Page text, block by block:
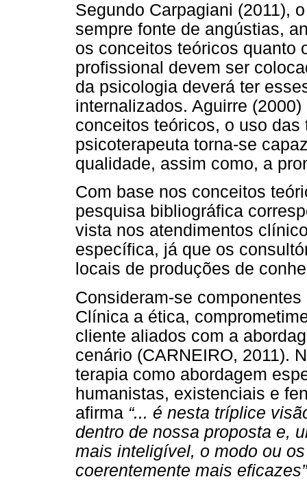
Segundo Carpagiani (2011),
sempre fonte de angústias,
os conceitos teóricos quanto
profissional devem ser
da psicologia deverá ter
internalizados. Aguirre
conceitos teóricos, o uso
psicoterapeuta torna-se
qualidade, assim como, a
Com base nos conceitos
pesquisa bibliográfica
vista nos atendimentos
específica, já que os
locais de produções de
Consideram-se
Clínica a ética,
cliente aliados com a
cenário (CARNEIRO, 2011).
terapia como abordagem
humanistas, existenciais e
afirma “... é nesta tríplice
dentro de nossa proposta e,
mais inteligível, o modo ou
coerentemente mais eficazes”